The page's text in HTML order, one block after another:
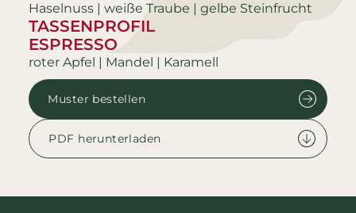
Haselnuss | weiße Traube | gelbe Steinfrucht
TASSENPROFIL
ESPRESSO
roter Apfel | Mandel | Karamell
Muster bestellen
PDF herunterladen